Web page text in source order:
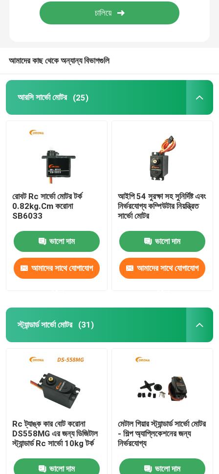
2.4 Ghz রিসিভার
আমাদের কাছ থেকে অন্যান্য বিভাগগুলি
আরসি সার্ভো মোটর (25)
রোবট Rc সার্ভো মোটর টর্ক
0.82kg.Cm করোনা
SB6033
ভালো দাম
আমাদের সাথে যোগাযোগ
আইপি 54 সুরক্ষা সহ সুনির্দিষ্ট এবং
নির্ভরযোগ্য কম্পিউটার নিয়ন্ত্রিত
সার্ভো মোটর
ভালো দাম
আমাদের সাথে যোগাযোগ
স্ট্যান্ডার্ড সার্ভো মোটর (31)
Rc ট্যাঙ্ক কার বোট করোনা
DS558MG এর জন্য ডিজিটাল
স্ট্যান্ডার্ড Rc সার্ভো 10kg টর্ক
ভালো দাম
মেটাল গিয়ার স্ট্যান্ডার্ড সার্ভো মোটর
- শিল্প অ্যাপ্লিকেশনের জন্য
নির্ভরযোগ্য
ভালো দাম